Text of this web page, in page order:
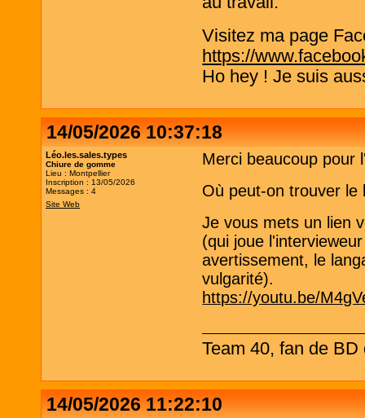
Visitez ma page
https://
Ho hey ! Je suis
14/05/2026 10:37:18
Léo.les.sales.types
Chiure de gomme
Lieu : Montpellier
Inscription : 13/05/2026
Messages : 4
Site Web
Merci beaucoup pour
Où peut-on trouver le
Je vous mets un lien
(qui joue
avertissement, le
vulgarité).
https://youtu.be/
Team 40, fan de
14/05/2026 11:22:10